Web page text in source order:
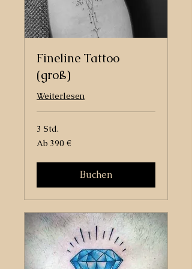
Fineline Tattoo
(groß)
Weiterlesen
3 Std.
Ab
390
Ab 390 €
Buchen